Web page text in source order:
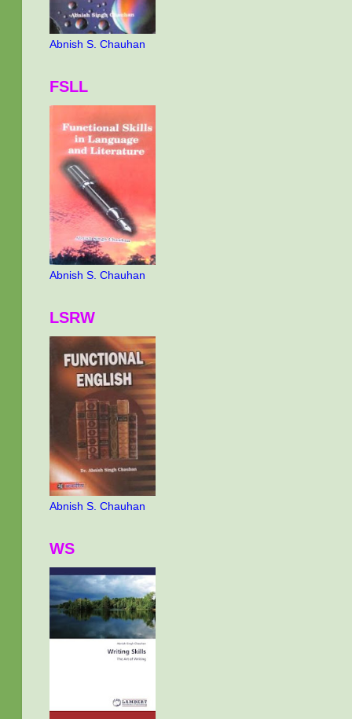
Abnish S. Chauhan
FSLL
Abnish S. Chauhan
LSRW
Abnish S. Chauhan
WS